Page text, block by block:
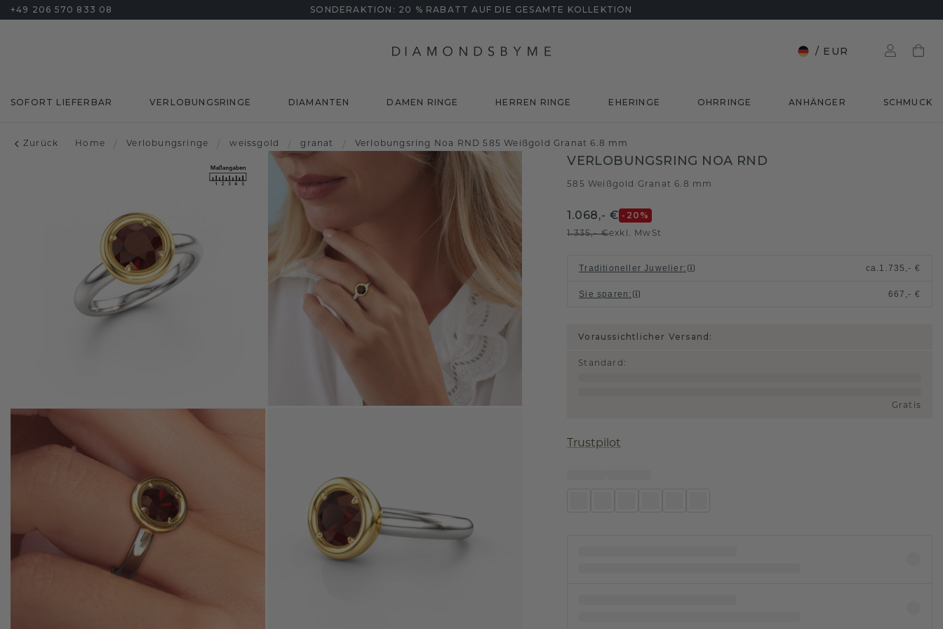
+49 206 570 833 08 SONDERAKTION: 20 % RABATT AUF DIE GESAMTE KOLLEKTION
/ EUR
SOFORT LIEFERBAR VERLOBUNGSRINGE DIAMANTEN DAMEN RINGE HERREN RINGE EHERINGE OHRRINGE ANHÄNGER SCHMUCK
Zurück Home / Verlobungsringe / weissgold / granat / Verlobungsring Noa RND 585 Weißgold Granat 6.8 mm
VERLOBUNGSRING NOA RND
585 Weißgold Granat 6.8 mm
1.068,- € -20 %
1.335,- €exkl. MwSt
Traditioneller Juwelier: ca. 1.735,- €
Sie sparen : 667,- €
Voraussichtlicher Versand:
Standard :
Gratis
Trustpilot